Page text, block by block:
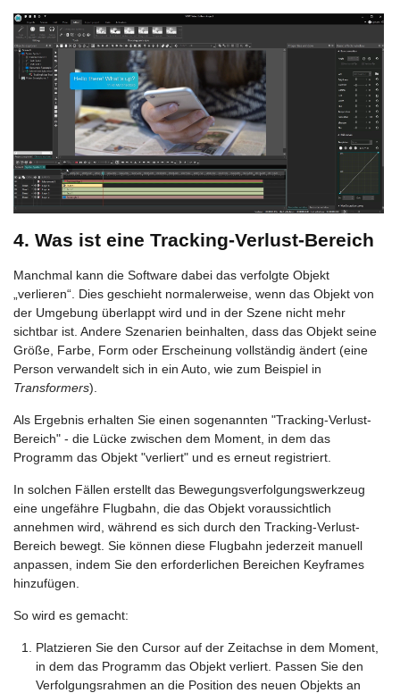
4. Was ist eine Tracking-Verlust-Bereich
Manchmal kann die Software dabei das verfolgte Objekt
„verlieren“. Dies geschieht normalerweise, wenn das Objekt von
der Umgebung überlappt wird und in der Szene nicht mehr
sichtbar ist. Andere Szenarien beinhalten, dass das Objekt seine
Größe, Farbe, Form oder Erscheinung vollständig ändert (eine
Person verwandelt sich in ein Auto, wie zum Beispiel in
Transformers).
Als Ergebnis erhalten Sie einen sogenannten "Tracking-Verlust-
Bereich" - die Lücke zwischen dem Moment, in dem das
Programm das Objekt "verliert" und es erneut registriert.
In solchen Fällen erstellt das Bewegungsverfolgungswerkzeug
eine ungefähre Flugbahn, die das Objekt voraussichtlich
annehmen wird, während es sich durch den Tracking-Verlust-
Bereich bewegt. Sie können diese Flugbahn jederzeit manuell
anpassen, indem Sie den erforderlichen Bereichen Keyframes
hinzufügen.
So wird es gemacht:
Platzieren Sie den Cursor auf der Zeitachse in dem Moment,
in dem das Programm das Objekt verliert. Passen Sie den
Verfolgungsrahmen an die Position des neuen Objekts an